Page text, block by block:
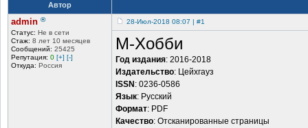
Автор
admin ®
Статус: Не в сети
Стаж: 8 лет 10 месяцев
Сообщений: 25425
Репутация: 0 [+] [-]
Откуда: Россия
28-Июл-2018 08:07 | #1
М-Хобби
Год издания: 2016-2018
Издательство: Цейхгауз
ISSN : 0236-0586
Язык: Русский
Формат: PDF
Качество: Отсканированные страницы